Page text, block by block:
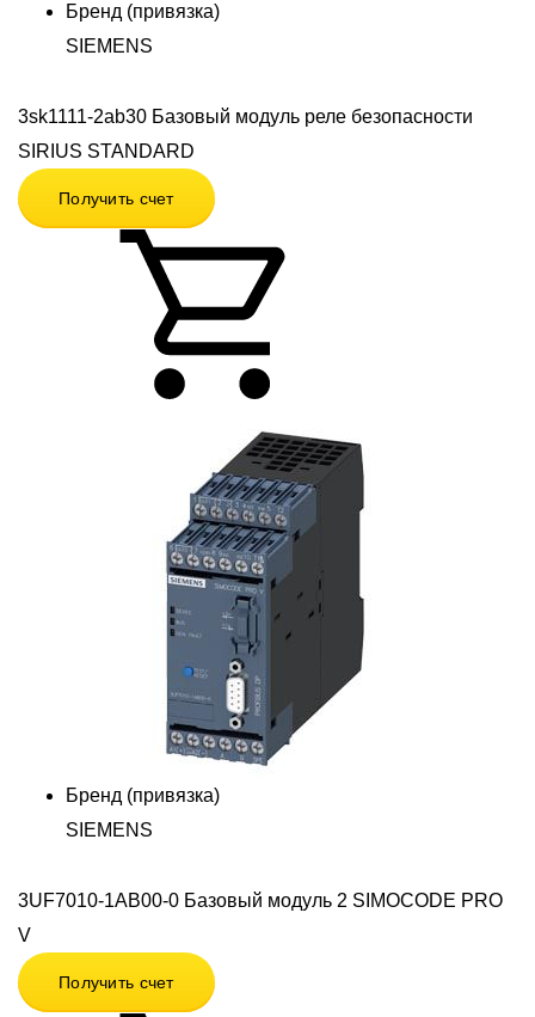
Бренд (привязка)
SIEMENS
3sk1111-2ab30 Базовый модуль реле безопасности
SIRIUS STANDARD
Получить счет
Бренд (привязка)
SIEMENS
3UF7010-1AB00-0 Базовый модуль 2 SIMOCODE PRO
V
Получить счет